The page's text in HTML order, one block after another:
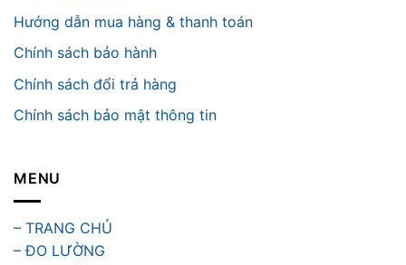
Hướng dẫn mua hàng & thanh toán
Chính sách bảo hành
Chính sách đổi trả hàng
Chính sách bảo mật thông tin
MENU
– TRANG CHỦ
– ĐO LƯỜNG